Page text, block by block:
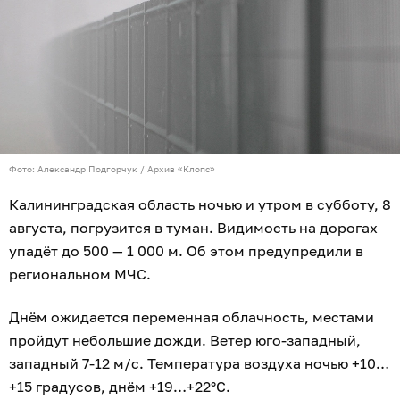
Фото: Александр Подгорчук / Архив «Клопс»
Калининградская область ночью и утром в субботу, 8
августа, погрузится в туман. Видимость на дорогах
упадёт до 500 — 1 000 м. Об этом предупредили в
региональном МЧС.
Днём ожидается переменная облачность, местами
пройдут небольшие дожди. Ветер юго-западный,
западный 7-12 м/с. Температура воздуха ночью +10…
+15 градусов, днём +19…+22°C.